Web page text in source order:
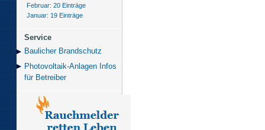
Februar: 20 Einträge
Januar: 19 Einträge
Service
Baulicher Brand­schutz
Photovoltaik-Anlagen Infos
für Betreiber